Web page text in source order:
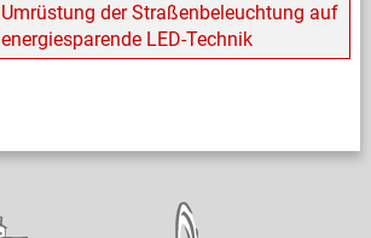
Umrüstung der Straßenbeleuchtung auf
energiesparende LED-Technik